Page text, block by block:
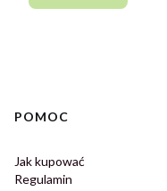
Linki w stopce
POMOC
Jak kupować
Regulamin